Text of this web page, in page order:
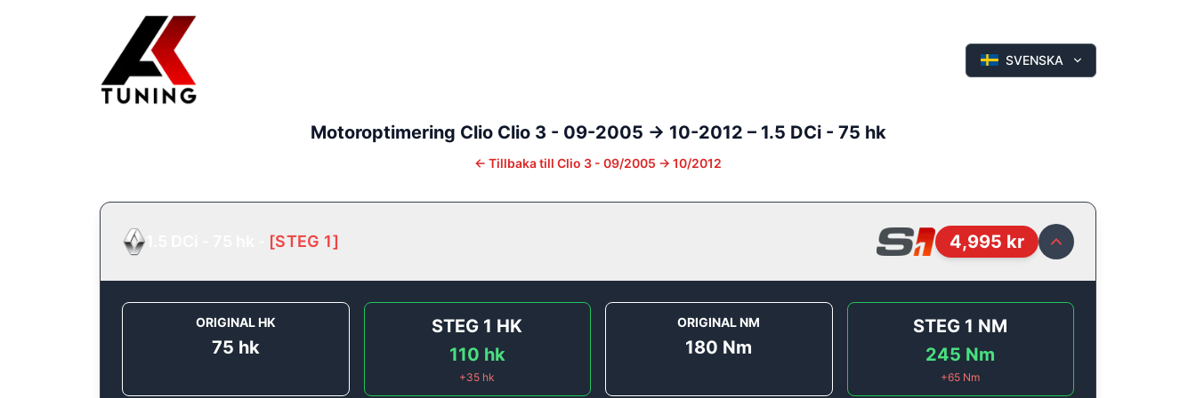
SVENSKA
Motoroptimering Clio Clio 3 - 09-2005 -> 10-2012 – 1.5 DCi - 75 hk
← Tillbaka till Clio 3 - 09/2005 -> 10/2012
[STEG 1] 4,995 kr
ORIGINAL HK
75 hk
STEG 1 HK
110 hk
+35 hk
ORIGINAL NM
180 Nm
STEG 1 NM
245 Nm
+65 Nm